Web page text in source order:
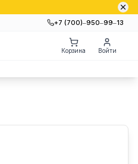
+7 (700)‒950‒99‒13
Корзина Войти